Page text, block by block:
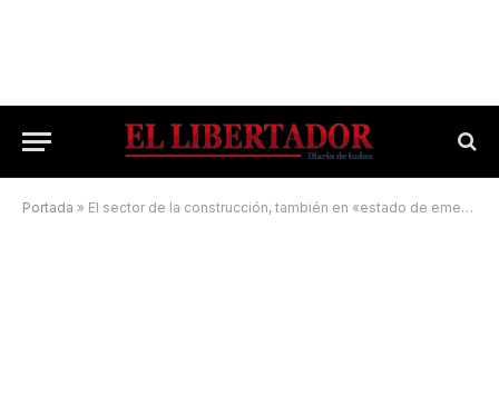
Portada » El sector de la construcción, también en «estado de emergencia»